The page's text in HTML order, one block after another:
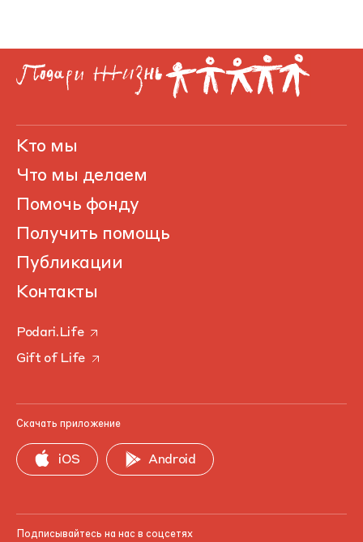
Кто мы
Что мы делаем
Помочь фонду
Получить помощь
Публикации
Контакты
Podari.Life
Gift of Life
Скачать приложение
iOS Android
Подписывайтесь на нас в соцсетях